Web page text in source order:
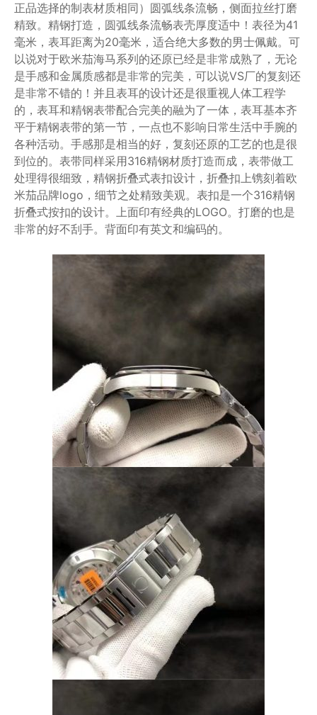
正品选择的制表材质相同）圆弧线条流畅，侧面拉丝打磨
精致。精钢打造，圆弧线条流畅表壳厚度适中！表径为41
毫米，表耳距离为20毫米，适合绝大多数的男士佩戴。可
以说对于欧米茄海马系列的还原已经是非常成熟了，无论
是手感和金属质感都是非常的完美，可以说VS厂的复刻还
是非常不错的！并且表耳的设计还是很重视人体工程学
的，表耳和精钢表带配合完美的融为了一体，表耳基本齐
平于精钢表带的第一节，一点也不影响日常生活中手腕的
各种活动。手感那是相当的好，复刻还原的工艺的也是很
到位的。表带同样采用316精钢材质打造而成，表带做工
处理得很细致，精钢折叠式表扣设计，折叠扣上镌刻着欧
米茄品牌logo，细节之处精致美观。表扣是一个316精钢
折叠式按扣的设计。上面印有经典的LOGO。打磨的也是
非常的好不刮手。背面印有英文和编码的。